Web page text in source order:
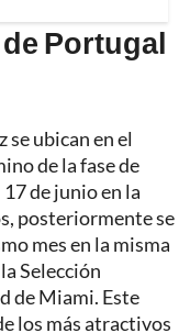
Portugal
ubican en el
de la fase de
de junio en la
posteriormente se
mes en la misma
Selección
de Miami. Este
los más atractivos